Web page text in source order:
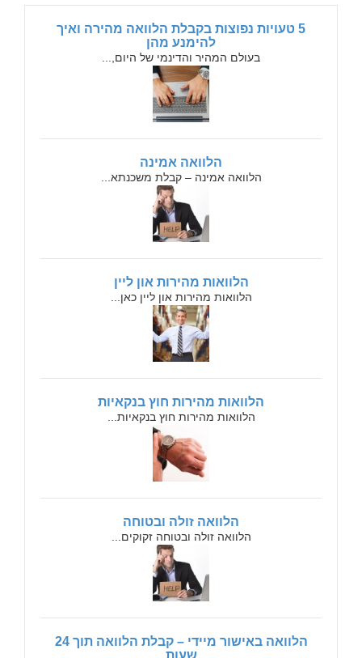
5 טעויות נפוצות בקבלת הלוואה מהירה ואיך
להימנע מהן
בעולם המהיר והדינמי של היום,...
הלוואה אמינה
הלוואה אמינה – קבלת משכנתא...
הלוואות מהירות און ליין
הלוואות מהירות און ליין כאן...
הלוואות מהירות חוץ בנקאיות
הלוואות מהירות חוץ בנקאיות...
הלוואה זולה ובטוחה
הלוואה זולה ובטוחה זקוקים...
הלוואה באישור מיידי – קבלת הלוואה תוך 24
שעות